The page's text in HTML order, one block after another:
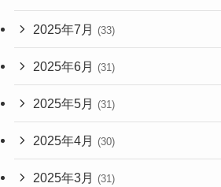
2025年7月 (33)
2025年6月 (31)
2025年5月 (31)
2025年4月 (30)
2025年3月 (31)